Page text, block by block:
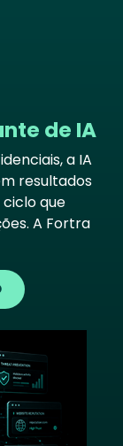
de IA
a IA
resultados
que
A Fortra